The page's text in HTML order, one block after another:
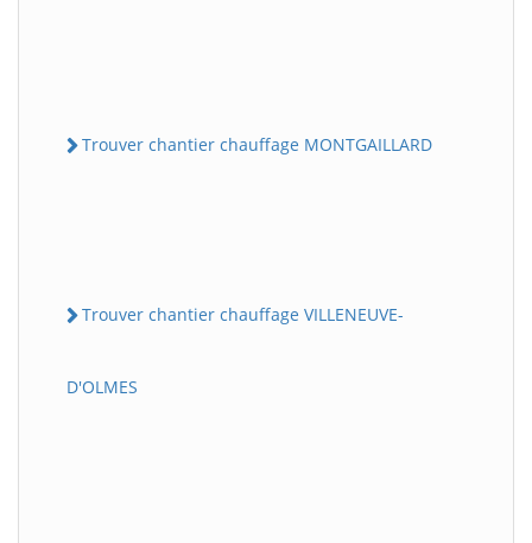
Trouver chantier chauffage MONTGAILLARD
Trouver chantier chauffage VILLENEUVE-
D'OLMES